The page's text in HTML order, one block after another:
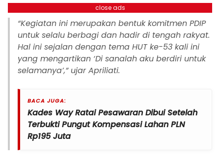
close ads
“Kegiatan ini merupakan bentuk komitmen PDIP
untuk selalu berbagi dan hadir di tengah rakyat.
Hal ini sejalan dengan tema HUT ke-53 kali ini
yang mengartikan ‘Di sanalah aku berdiri untuk
selamanya’,” ujar Apriliati.
BACA JUGA:
Kades Way Ratai Pesawaran Dibui Setelah
Terbukti Pungut Kompensasi Lahan PLN
Rp195 Juta